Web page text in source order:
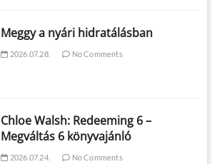
Meggy a nyári hidratálásban
2026.07.28. No Comments
Chloe Walsh: Redeeming 6 –
Megváltás 6 könyvajánló
2026.07.24. No Comments